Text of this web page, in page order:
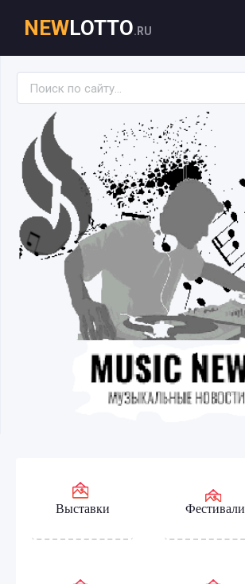
NEWLOTTO.RU
Выставки Фестивали